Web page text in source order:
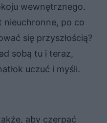
wewnętrznego.
nieuchronne, po co
się przyszłością?
sobą tu i teraz,
uczuć i myśli.
aby czerpać